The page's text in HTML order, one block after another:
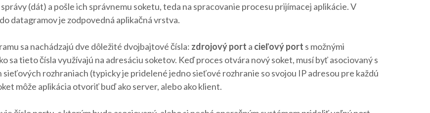
(dát) a pošle ich správnemu soketu, teda na spracovanie procesu prijímacej aplikácie. V
datagramov je zodpovedná aplikačná vrstva.
sa nachádzajú dve dôležité dvojbajtové čísla: zdrojový port a cieľový port s možnými
sa tieto čísla využívajú na adresáciu soketov. Keď proces otvára nový soket, musí byť asociovaný s
rozhraniach (typicky je pridelené jedno sieťové rozhranie so svojou IP adresou pre každú
môže aplikácia otvoriť buď ako server, alebo ako klient.